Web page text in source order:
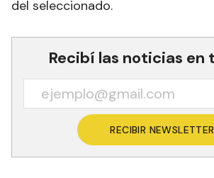
del seleccionado.
Recibí las noticias en
RECIBIR NEWSLETTER